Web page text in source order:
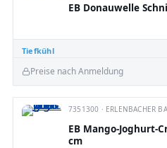
Tiefkühl
EB Donauwelle
Preise nach Anmeldung
7351300 · ERLENBACHER
EB Mango-Joghurt-
cm